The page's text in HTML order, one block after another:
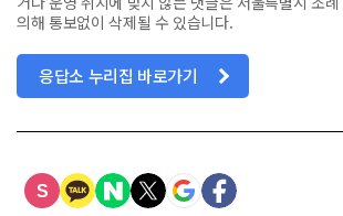
의해 통보없이 삭제될 수 있습니다.
응답소 누리집 바로가기